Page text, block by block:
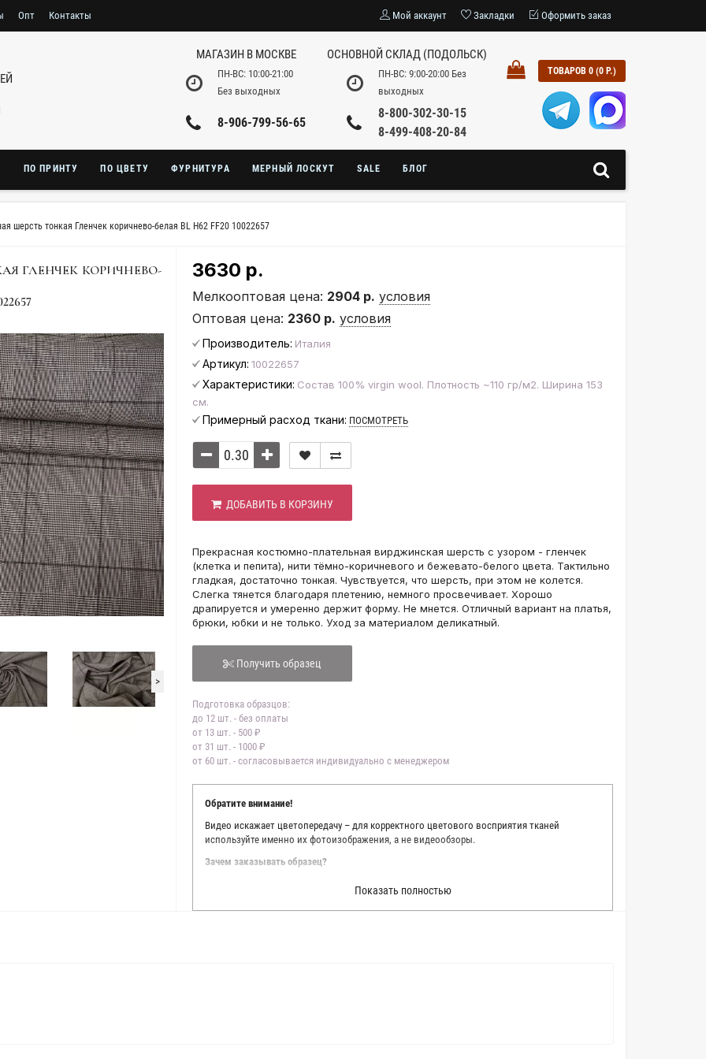
Опт Контакты Мой аккаунт Закладки Оформить заказ
МАГАЗИН В МОСКВЕ
ПН-ВС: 10:00-21:00
Без выходных
8-906-799-56-65
ОСНОВНОЙ СКЛАД (ПОДОЛЬСК)
ПН-ВС: 9:00-20:00 Без
выходных
8-800-302-30-15
8-499-408-20-84
ТОВАРОВ 0 (0 Р.)
ПО ПРИНТУ ПО ЦВЕТУ ФУРНИТУРА МЕРНЫЙ ЛОСКУТ SALE БЛОГ
шерсть тонкая Гленчек коричнево-белая BL H62 FF20 10022657
ГЛЕНЧЕК КОРИЧНЕВО-
>
3630 р.
Мелкооптовая цена: 2904 р. условия
Оптовая цена: 2360 р. условия
Производитель: Италия
Артикул: 10022657
Характеристики: Состав 100% virgin wool. Плотность ~110 гр/м2. Ширина 153
см.
Примерный расход ткани: ПОСМОТРЕТЬ
ДОБАВИТЬ В КОРЗИНУ
Прекрасная костюмно-плательная вирджинская шерсть с узором - гленчек
(клетка и пепита), нити тёмно-коричневого и бежевато-белого цвета. Тактильно
гладкая, достаточно тонкая. Чувствуется, что шерсть, при этом не колется.
Слегка тянется благодаря плетению, немного просвечивает. Хорошо
драпируется и умеренно держит форму. Не мнется. Отличный вариант на платья,
брюки, юбки и не только. Уход за материалом деликатный.
Получить образец
Подготовка образцов:
до 12 шт. - без оплаты
от 13 шт. - 500 ₽
от 31 шт. - 1000 ₽
от 60 шт. - согласовывается индивидуально с менеджером
Обратите внимание!
Видео искажает цветопередачу – для корректного цветового восприятия тканей
используйте именно их фотоизображения, а не видеообзоры.
Зачем заказывать образец?
Мы делаем все возможное, чтобы точно описать цвет каждой ткани из нашего каталога.
Мы осматриваем и фотографируем каждую ткань в естественном свете, стараемся
находить только правильные цветовые условия и описания. Но несмотря на наши
Показать полностью